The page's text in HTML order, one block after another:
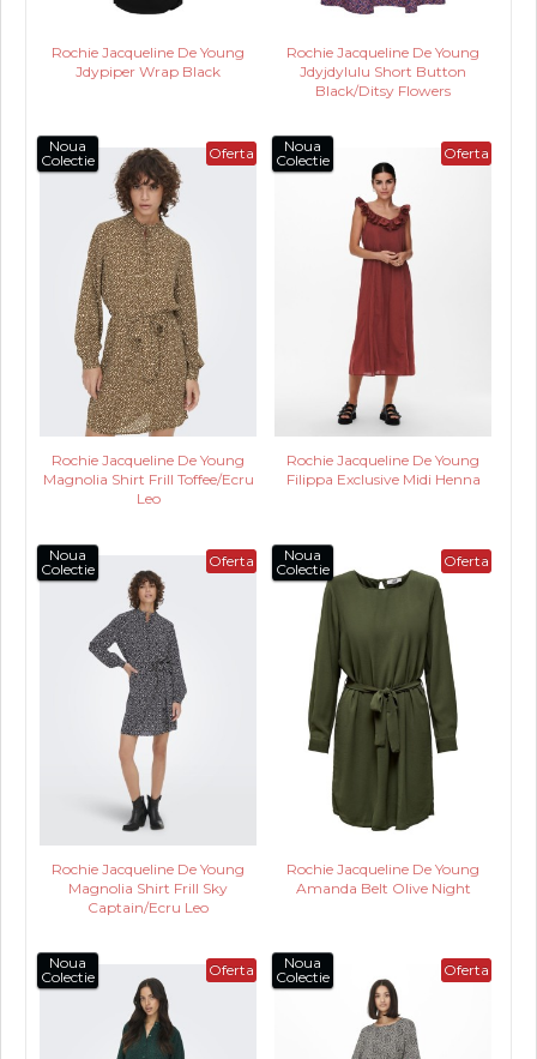
Rochie Jacqueline De Young
Jdypiper Wrap Black
Rochie Jacqueline De Young
Jdyjdylulu Short Button
Black/Ditsy Flowers
Oferta
Noua
Colectie
Rochie Jacqueline De Young
Magnolia Shirt Frill Toffee/Ecru
Leo
Oferta
Noua
Colectie
Rochie Jacqueline De Young
Filippa Exclusive Midi Henna
Oferta
Noua
Colectie
Rochie Jacqueline De Young
Magnolia Shirt Frill Sky
Captain/Ecru Leo
Oferta
Noua
Colectie
Rochie Jacqueline De Young
Amanda Belt Olive Night
Oferta
Noua
Colectie
Oferta
Noua
Colectie